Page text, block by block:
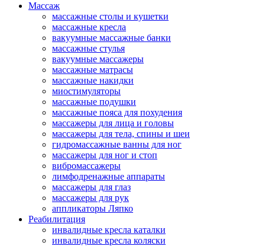
Массаж
массажные столы и кушетки
массажные кресла
вакуумные массажные банки
массажные стулья
вакуумные массажеры
массажные матрасы
массажные накидки
миостимуляторы
массажные подушки
массажные пояса для похудения
массажеры для лица и головы
массажеры для тела, спины и шеи
гидромассажные ванны для ног
массажеры для ног и стоп
вибромассажеры
лимфодренажные аппараты
массажеры для глаз
массажеры для рук
аппликаторы Ляпко
Реабилитация
инвалидные кресла каталки
инвалидные кресла коляски